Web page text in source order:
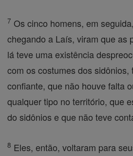
7 Os cinco homens, em
chegando a Laís, viram que as
lá teve uma existência
com os costumes dos sidônios,
confiante, que não houve falta
qualquer tipo no território, que
do sidônios e que não teve
8 Eles, então, voltaram para